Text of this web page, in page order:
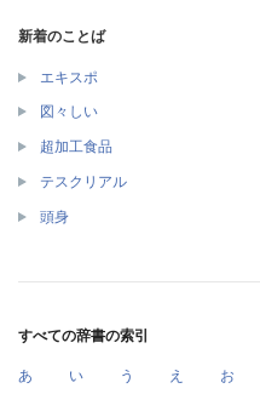
新着のことば
エキスポ
図々しい
超加工食品
テスクリアル
頭身
すべての辞書の索引
あ い う え お